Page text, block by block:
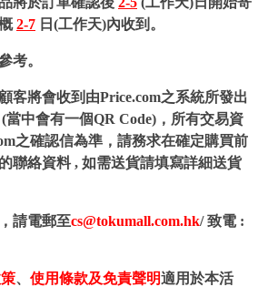
2-7 日(工作天)內收到。
考。
客將會收到由Price.com之系統所發出
當中會有一個QR Code)，所有交易資
之確認信為準，請務求在確定購買前
聯絡資料 , 如需送貨請填寫詳細送貨
請電郵至cs@tokumall.com.hk/ 致電 :
、 使用條款及免責聲明適用於本活